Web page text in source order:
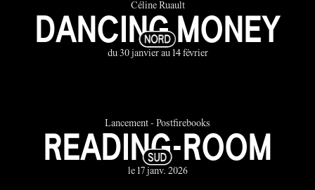
Céline Ruault
DANCING MONEY
du 30 janvier au 14 février
Lancement - Postfirebooks
READING-ROOM
le 17 janv. 2026